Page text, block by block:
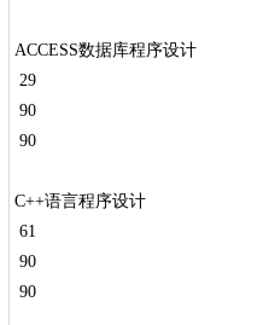
ACCESS数据库程序设计
29
90
90
C++语言程序设计
61
90
90